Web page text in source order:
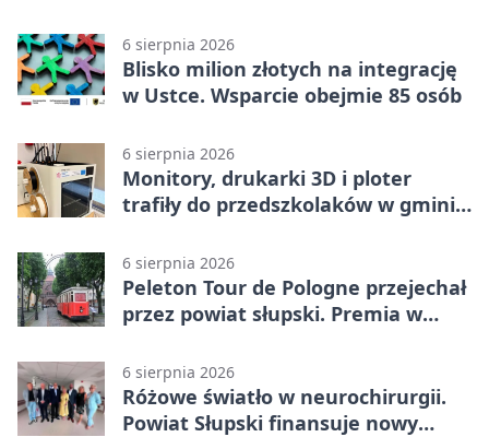
6 sierpnia 2026
Blisko milion złotych na integrację
w Ustce. Wsparcie obejmie 85 osób
6 sierpnia 2026
Monitory, drukarki 3D i ploter
trafiły do przedszkolaków w gminie
6 sierpnia 2026
Peleton Tour de Pologne przejechał
przez powiat słupski. Premia w
6 sierpnia 2026
Różowe światło w neurochirurgii.
Powiat Słupski finansuje nowy